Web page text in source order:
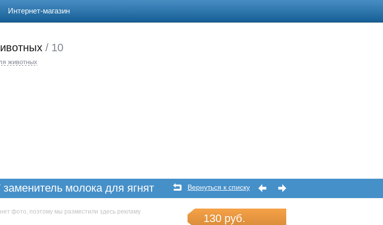
Интернет-магазин
/ 10
животных
молока для ягнят Вернуться к списку
130 руб.
фото, поэтому мы разместили здесь рекламу